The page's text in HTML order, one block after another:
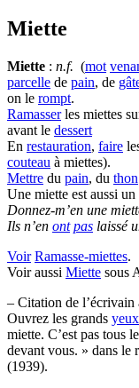
Miette
Miette : n.f. (mot
parcelle de pain, de
on le rompt.
Ramasserles miettes
avant le dessert
En restauration, faire
couteau à miettes).
Mettre du pain, du thon
Une miette est aussi un
Donnez-m’en une
Ils n’en ont pas laissé
Voir Ramasse-miettes.
Voir aussi Miette sous
– Citation de
Ouvrez les grands yeux
miette. C’est pas tous
devant vous. » dans le
(1939).